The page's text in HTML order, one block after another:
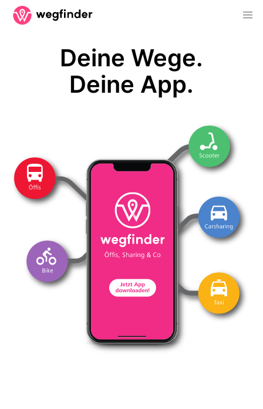
Deine Wege.
Deine App.